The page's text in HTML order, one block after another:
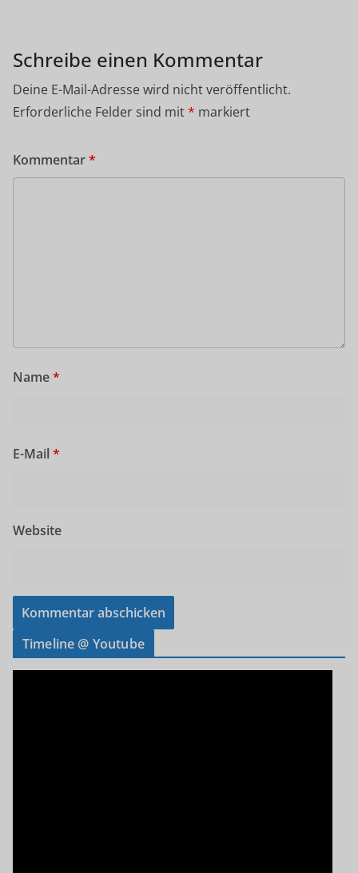
Schreibe einen Kommentar
Deine E-Mail-Adresse wird nicht veröffentlicht.
Erforderliche Felder sind mit* markiert
Kommentar*
Name*
E-Mail *
Website
Timeline @ Youtube